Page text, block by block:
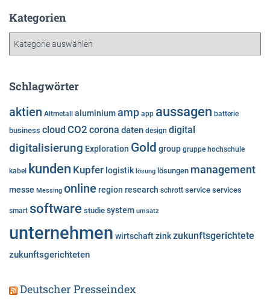
h
Kategorien
g
r
i
e
Schlagwörter
aktien Altmetall aluminiumamp app aussagen batterie
business cloud CO2 corona daten design digital
digitalisierung Exploration Gold group gruppe hochschule
kabel kunden Kupfer logistik lösung lösungen management
messe Messing online region research schrott service services
smart software studie system umsatz
unternehmen wirtschaftzinkzukunftsgerichtete
zukunftsgerichteten
Deutscher Presseindex